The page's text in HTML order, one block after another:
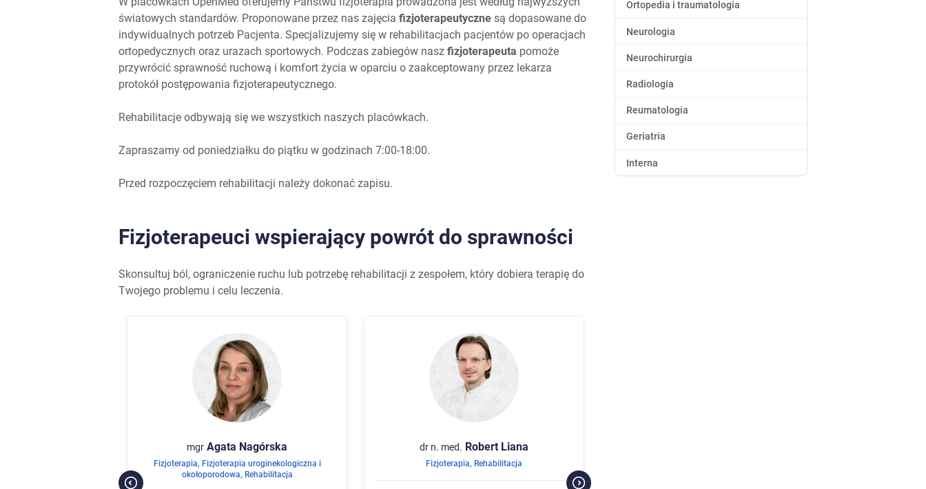
światowych standardów. Proponowane przez nas zajęcia fizjoterapeutyczne są dopasowane do
indywidualnych potrzeb Pacjenta. Specjalizujemy się w rehabilitacjach pacjentów po operacjach
ortopedycznych oraz urazach sportowych. Podczas zabiegów nasz fizjoterapeuta pomoże
przywrócić sprawność ruchową i komfort życia w oparciu o zaakceptowany przez lekarza
protokół postępowania fizjoterapeutycznego.
Rehabilitacje odbywają się we wszystkich naszych placówkach.
Zapraszamy od poniedziałku do piątku w godzinach 7:00-18:00.
Przed rozpoczęciem rehabilitacji należy dokonać zapisu.
Fizjoterapeuci wspierający powrót do sprawności
Skonsultuj ból, ograniczenie ruchu lub potrzebę rehabilitacji z zespołem, który dobiera terapię do
Twojego problemu i celu leczenia.
mgr Agata Nagórska
Fizjoterapia, Fizjoterapia uroginekologiczna i
okołoporodowa, Rehabilitacja
dr n. med. Robert Liana
Fizjoterapia, Rehabilitacja
Ortopedia i traumatologia
Neurologia
Neurochirurgia
Radiologia
Reumatologia
Geriatria
Interna